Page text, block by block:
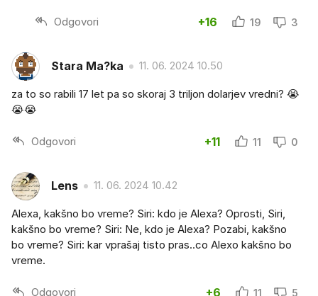
Odgovori +16 19 3
Stara Ma?ka 11. 06. 2024 10.50
za to so rabili 17 let pa so skoraj 3 triljon dolarjev vredni? 😭
😭😭
Odgovori +11 11 0
Lens 11. 06. 2024 10.42
Alexa, kakšno bo vreme? Siri: kdo je Alexa? Oprosti, Siri,
kakšno bo vreme? Siri: Ne, kdo je Alexa? Pozabi, kakšno
bo vreme? Siri: kar vprašaj tisto pras..co Alexo kakšno bo
vreme.
Odgovori +6 11 5